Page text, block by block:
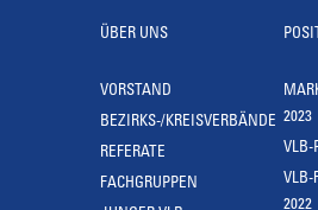
ÜBER UNS
VORSTAND
BEZIRKS-/KREISVERBÄNDE
REFERATE
FACHGRUPPEN
2023
VLB-
VLB-
2022